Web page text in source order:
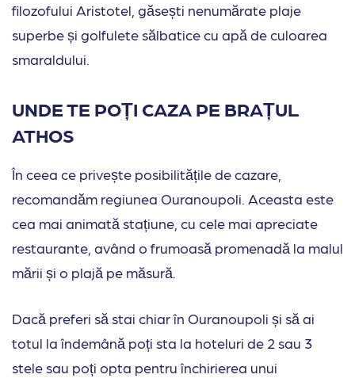
filozofului Aristotel, găsești nenumărate plaje
superbe și golfulete sălbatice cu apă de culoarea
smaraldului.
UNDE TE POȚI CAZA PE BRAȚUL
ATHOS
În ceea ce privește posibilitățile de cazare,
recomandăm regiunea Ouranoupoli. Aceasta este
cea mai animată stațiune, cu cele mai apreciate
restaurante, având o frumoasă promenadă la malul
mării și o plajă pe măsură.
Dacă preferi să stai chiar în Ouranoupoli și să ai
totul la îndemână poți sta la hoteluri de 2 sau 3
stele sau poți opta pentru închirierea unui